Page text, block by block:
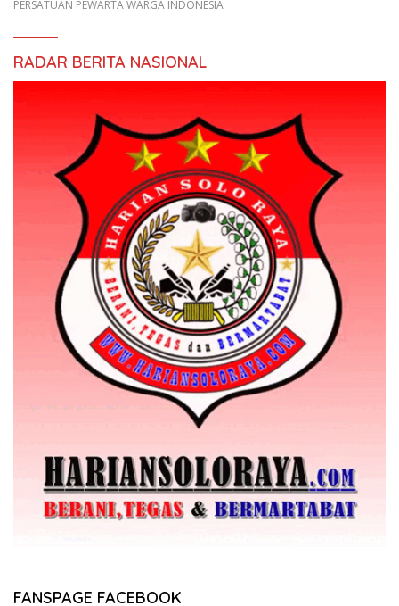
PERSATUAN PEWARTA WARGA INDONESIA
RADAR BERITA NASIONAL
FANSPAGE FACEBOOK